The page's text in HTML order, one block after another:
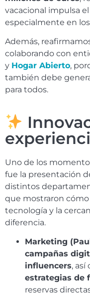
vacacional impulsa
especialmente en
Además,
colaborando con
y Hogar Abierto,
también debe
para todos.
Uno de los
fue la presentación
distintos
que mostraron cómo
tecnología y la
diferencia.
Marketing
campañas
influencers, así
estrategias de
reservas